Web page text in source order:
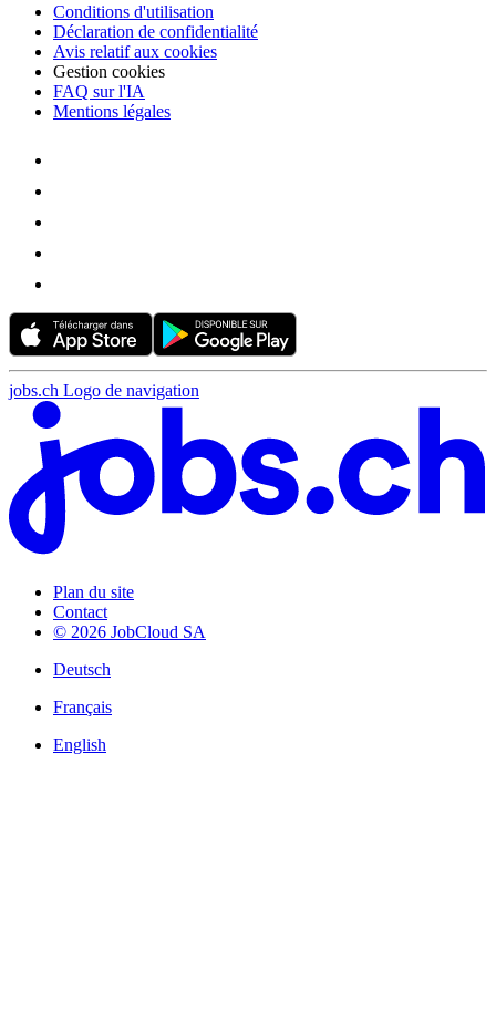
Conditions d'utilisation
Déclaration de confidentialité
Avis relatif aux cookies
Gestion cookies
FAQ sur l'IA
Mentions légales
jobs.ch Logo de navigation
Plan du site
Contact
© 2026 JobCloud SA
Deutsch
Français
English